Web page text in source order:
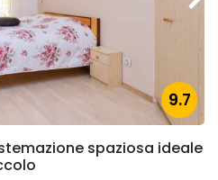
9.7
spaziosa ideale